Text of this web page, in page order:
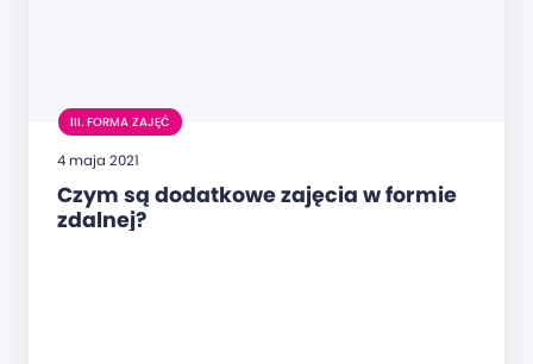
III. FORMA ZAJĘĆ
4 maja 2021
Czym są dodatkowe zajęcia w formie
zdalnej?